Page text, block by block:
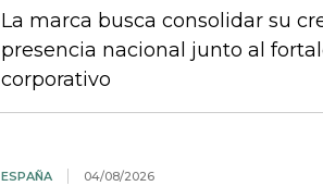
La marca busca consolidar su
presencia nacional junto al
corporativo
ESPAÑA 04/08/2026